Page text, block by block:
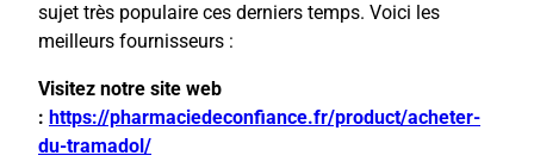
sujet très populaire ces derniers temps. Voici les
meilleurs fournisseurs :
Visitez notre site web
: https://pharmaciedeconfiance.fr/product/acheter-
du-tramadol/